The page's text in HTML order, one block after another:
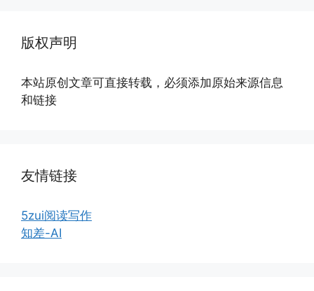
版权声明
本站原创文章可直接转载，必须添加原始来源信息
和链接
友情链接
5zui阅读写作
知差-AI